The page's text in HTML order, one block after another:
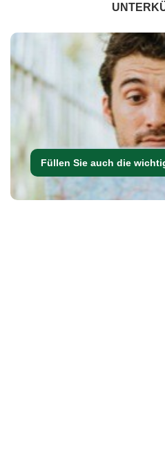
Füllen Sie auch die